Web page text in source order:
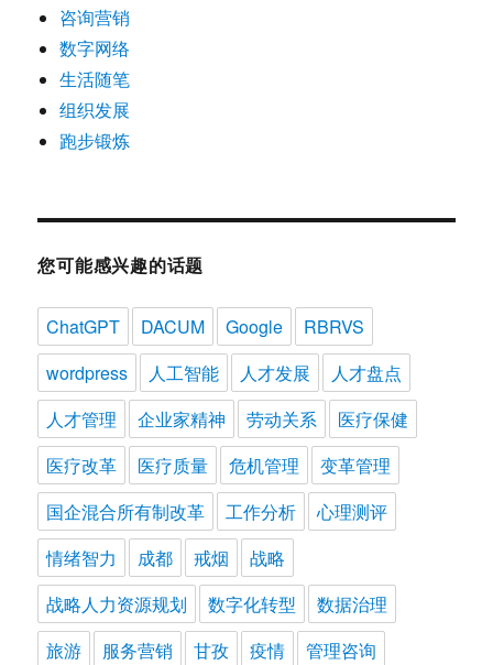
咨询营销
数字网络
生活随笔
组织发展
跑步锻炼
您可能感兴趣的话题
ChatGPT DACUM Google
RBRVS
wordpress
人工智能 人才发展
人才盘点
人才管理
企业家精神 劳动关系
医疗保健
医疗改革
医疗质量 危机管理
变革管理
国企混合所有制改革
工作分析
心理测评
情绪智力
成都 戒烟
战略
战略人力资源规划
数字化转型
数据治理
旅游
服务营销 甘孜 疫情
管理咨询